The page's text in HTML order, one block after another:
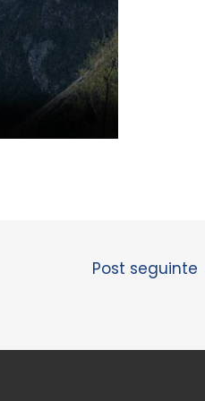
Post seguinte